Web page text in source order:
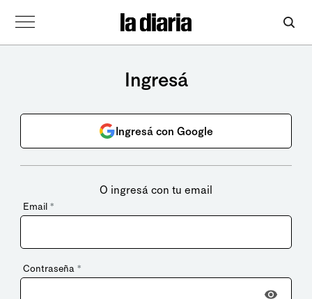
Ingresá
Ingresá con Google
O ingresá con tu email
Email *
Contraseña *